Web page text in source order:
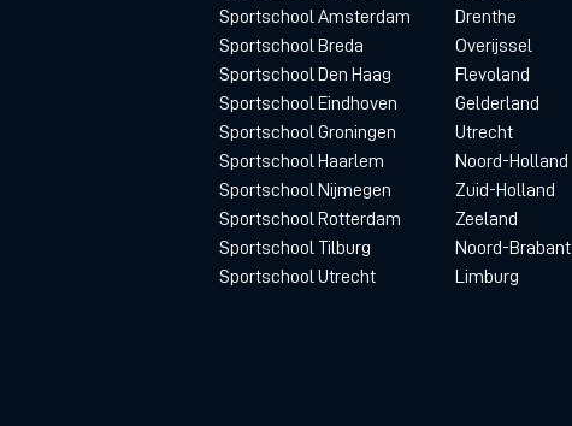
Sportschool Amsterdam
Sportschool Breda
Sportschool Den Haag
Sportschool Eindhoven
Sportschool Groningen
Sportschool Haarlem
Sportschool Nijmegen
Sportschool Rotterdam
Sportschool Tilburg
Sportschool Utrecht
Drenthe
Overijssel
Flevoland
Gelderland
Utrecht
Noord-Holland
Zuid-Holland
Zeeland
Noord-Brabant
Limburg